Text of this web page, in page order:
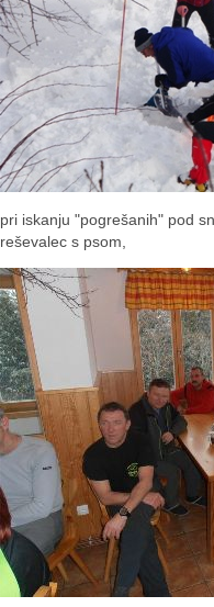
pri iskanju "pogrešanih" pod
reševalec s psom,